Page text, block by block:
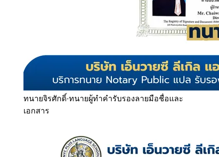
ทนายจิรศักดิ์·ทนายผู้ทำคำรับรองลายมือชื่อและ
เอกสาร